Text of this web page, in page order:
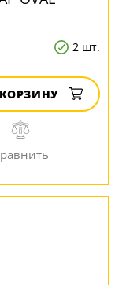
2 шт.